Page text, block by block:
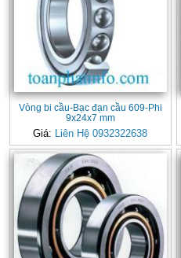
Vòng bi cầu-Bạc đạn cầu 609-Phi
9x24x7 mm
Giá: Liên Hệ 0932322638